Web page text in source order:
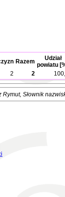
Razem
Udział
powiatu
2 2
Rymut, Słownik